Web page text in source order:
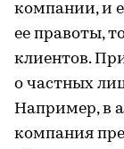
компании, и
ее правоты,
клиентов.
о частных
Например, в
компания